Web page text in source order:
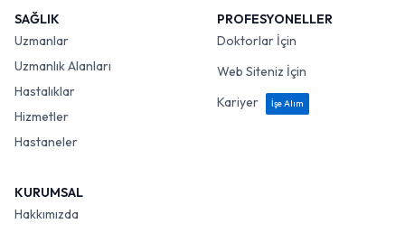
SAĞLIK
Uzmanlar
Uzmanlık Alanları
Hastalıklar
Hizmetler
Hastaneler
PROFESYONELLER
Doktorlar İçin
Web Siteniz İçin
Kariyer
İşe Alım
KURUMSAL
Hakkımızda